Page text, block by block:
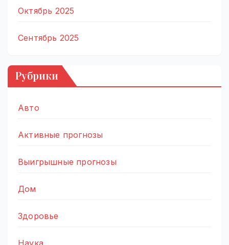
Октябрь 2025
Сентябрь 2025
Рубрики
Авто
Активные прогнозы
Выигрышные прогнозы
Дом
Здоровье
Наука